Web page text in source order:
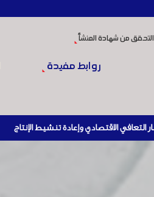
التحقق من شهادة المنشأ
روابط مفيدة